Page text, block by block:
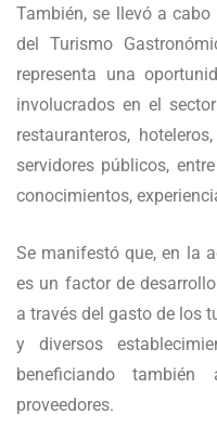
También, se llevó a
del Turismo
representa una
involucrados en el
restauranteros,
servidores públicos,
conocimientos,
Se manifestó que, en la
es un factor de
a través del gasto de los
y diversos
beneficiando
proveedores.